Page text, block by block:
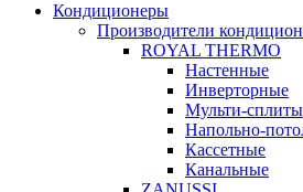
Кондиционеры
Производители
ROYAL THERMO
Настенные
Инверторные
Мульти-сплиты
Напольно-
Кассетные
Канальные